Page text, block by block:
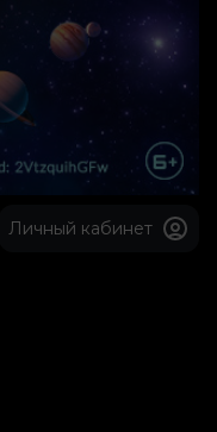
Личный кабинет